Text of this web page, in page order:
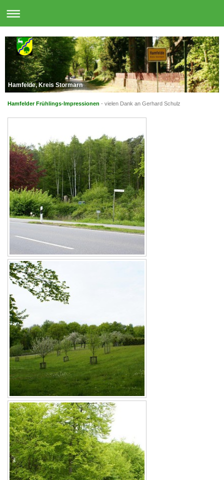
Hamfelde, Kreis Stormarn
Hamfelder Frühlings-Impressionen - vielen Dank an Gerhard Schulz